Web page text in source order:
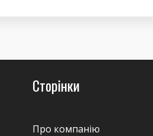
Сторінки
Про компанію